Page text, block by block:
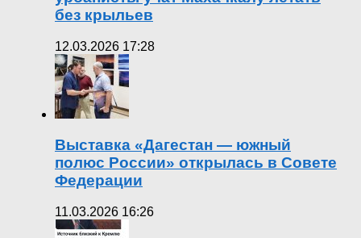
без крыльев
12.03.2026 17:28
Выставка «Дагестан — южный
полюс России» открылась в Совете
Федерации
11.03.2026 16:26